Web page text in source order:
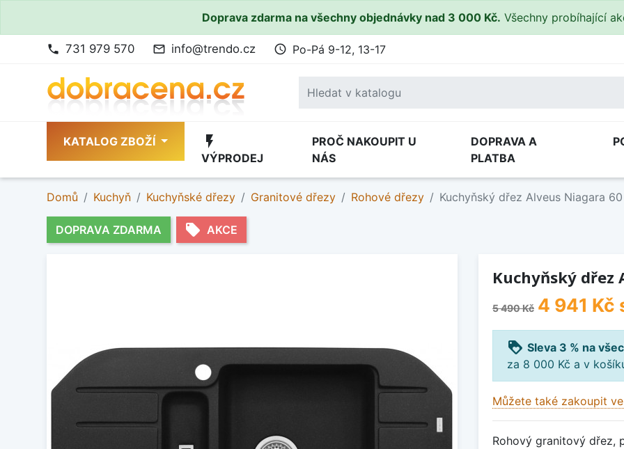
Doprava zdarma na všechny objednávky nad 3 000 Kč. Všechny probíhající
phone 731 979 570 mail_outline info@trendo.cz access_time Po-Pá 9-12, 13-17
KATALOG ZBOŽÍ flash_on
VÝPRODEJ
PROČ NAKOUPIT U
NÁS
DOPRAVA A
PLATBA
Domů Kuchyň Kuchyňské dřezy Granitové dřezy Rohové dřezy Kuchyňský dřez Alveus Niagara
DOPRAVA ZDARMA local_offer AKCE
Kuchyňský dřez
5 490 Kč 4 941 Kč
loyalty Sleva 3 % na
za 8 000 Kč a v
Můžete také zakoupit
Rohový granitový dřez,